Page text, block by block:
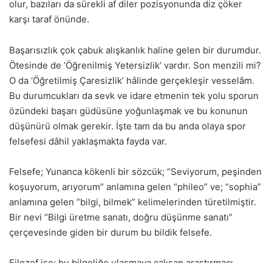
olur, bazıları da sürekli af diler pozisyonunda diz çöker
karşı taraf önünde.
Başarısızlık çok çabuk alışkanlık haline gelen bir durumdur.
Ötesinde de ‘Öğrenilmiş Yetersizlik’ vardır. Son menzili mi?
O da ‘Öğretilmiş Çaresizlik’ hâlinde gerçekleşir vesselâm.
Bu durumcukları da sevk ve idare etmenin tek yolu sporun
özündeki başarı güdüsüne yoğunlaşmak ve bu konunun
düşünürü olmak gerekir. İşte tam da bu anda olaya spor
felsefesi dâhil yaklaşmakta fayda var.
Felsefe; Yunanca kökenli bir sözcük; “Seviyorum, peşinden
koşuyorum, arıyorum” anlamına gelen “phileo” ve; “sophia”
anlamına gelen “bilgi, bilmek” kelimelerinden türetilmiştir.
Bir nevi “Bilgi üretme sanatı, doğru düşünme sanatı”
çerçevesinde giden bir durum bu bildik felsefe.